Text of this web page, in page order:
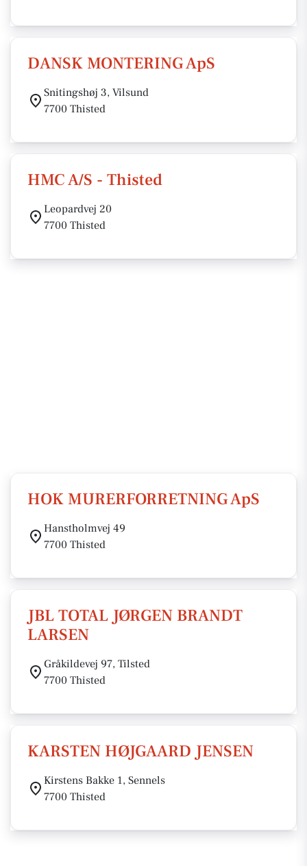
DANSK MONTERING ApS
Snitingshøj 3, Vilsund
7700 Thisted
HMC A/S - Thisted
Leopardvej 20
7700 Thisted
HOK MURERFORRETNING ApS
Hanstholmvej 49
7700 Thisted
JBL TOTAL JØRGEN BRANDT
LARSEN
Gråkildevej 97, Tilsted
7700 Thisted
KARSTEN HØJGAARD JENSEN
Kirstens Bakke 1, Sennels
7700 Thisted